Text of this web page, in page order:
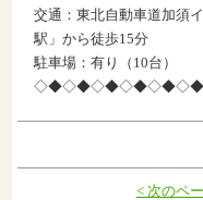
交通：東北自動車道加須
駅」から徒歩15分
駐車場：有り（10台）
< 次のペ